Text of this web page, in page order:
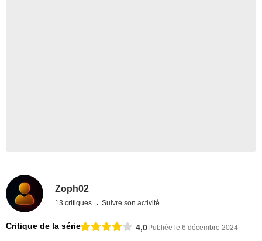
Zoph02
13 critiques Suivre son activité
Critique de la série 4,0Publiée le 6 décembre 2024